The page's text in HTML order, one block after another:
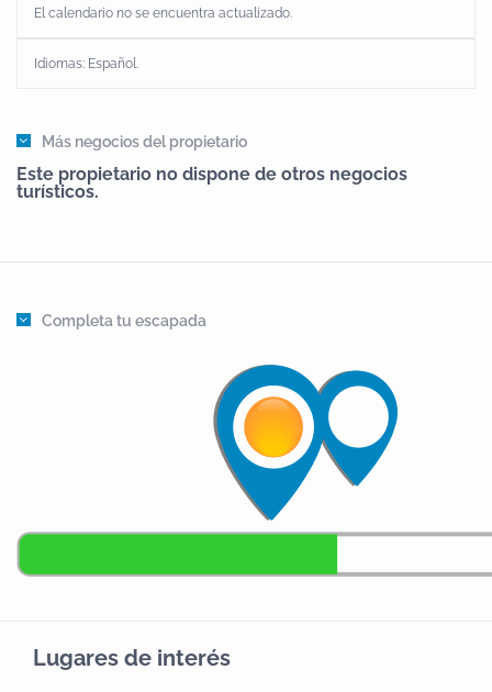
El calendario no se encuentra actualizado.
Idiomas: Español
Más negocios del propietario
Este propietario no dispone de otros negocios
turísticos.
Completa tu escapada
Lugares de interés